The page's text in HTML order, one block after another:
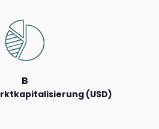
B
(USD)